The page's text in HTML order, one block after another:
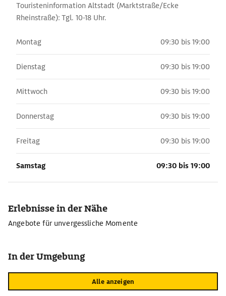
Touristeninformation Altstadt (Marktstraße/Ecke
Rheinstraße): Tgl. 10-18 Uhr.
Montag 09:30 bis 19:00
Dienstag 09:30 bis 19:00
Mittwoch 09:30 bis 19:00
Donnerstag 09:30 bis 19:00
Freitag 09:30 bis 19:00
Samstag 09:30 bis 19:00
Erlebnisse in der Nähe
Angebote für unvergessliche Momente
In der Umgebung
Alle anzeigen